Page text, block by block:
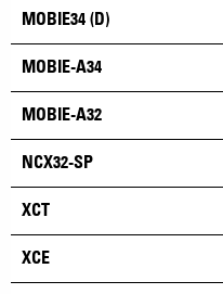
MOBIE34 (D)
MOBIE-A34
MOBIE-A32
NCX32-SP
XCT
XCE